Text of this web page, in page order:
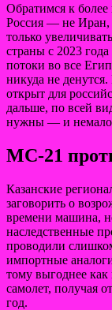
Обратимся к более
Россия — не Иран,
только
страны с 2023 года
потоки во все
никуда не
открыт для
дальше, по всей
нужны — и немало.
МС-21
Казанские
заговорить о
времени машина,
наследственные
проводили
импортные
тому выгоднее
самолет, получая
год.